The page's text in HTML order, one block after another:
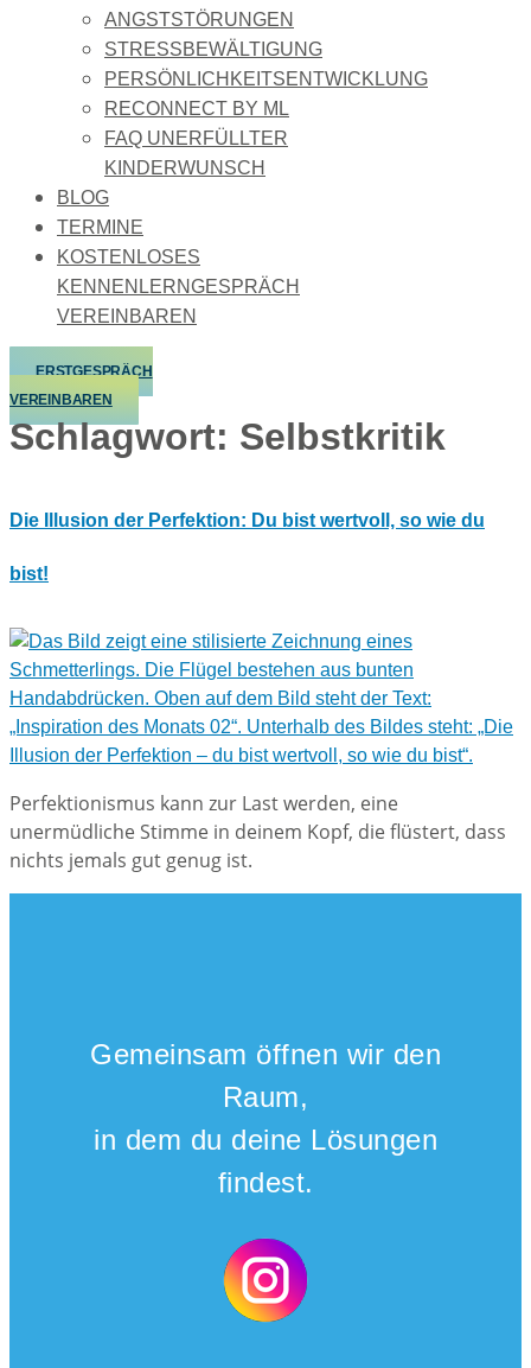
ANGSTSTÖRUNGEN
STRESSBEWÄLTIGUNG
PERSÖNLICHKEITSENTWICKLUNG
RECONNECT BY ML
FAQ UNERFÜLLTER
KINDERWUNSCH
BLOG
TERMINE
KOSTENLOSES
KENNENLERNGESPRÄCH
VEREINBAREN
ERSTGESPRÄCH
VEREINBAREN
Schlagwort: Selbstkritik
Die Illusion der Perfektion: Du bist wertvoll, so wie du
bist!
Perfektionismus kann zur Last werden, eine
unermüdliche Stimme in deinem Kopf, die flüstert, dass
nichts jemals gut genug ist.
Gemeinsam öffnen wir den
Raum,
in dem du deine Lösungen
findest.